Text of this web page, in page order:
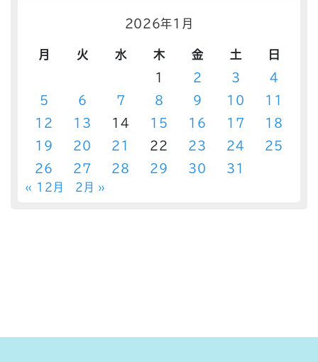
2026年1月
月 火 水 木 金 土
日
1
2 3
4
5
6 7 8 9 10
11
12
13 14 15 16 17
18
19
20 21 22 23 24
25
26
27 28 29 30 31
« 12月 2月 »